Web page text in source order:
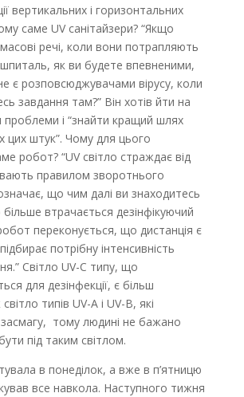
вертикальних і горизонтальних
саме UV санітайзери? “Якщо
речі, коли вони потрапляють
шпиталь, як ви будете впевненими,
є розповсюджувачами вірусу, коли
завдання там?” Він хотів йти на
і “знайти кращий шлях
цих штук”. Чому для цього
робот? “UV світло страждає від
правилом зворотнього
що чим далі ви знаходитесь
більше втрачається дезінфікуючий
переконується, що дистанція є
потрібну інтенсивність
Світло UV-C типу, що
для дезінфекції, є більш
типів UV-A і UV-B, які
тому людині не бажано
під таким світлом.
в понеділок, а вже в п’ятницю
все навкола. Наступного тижня